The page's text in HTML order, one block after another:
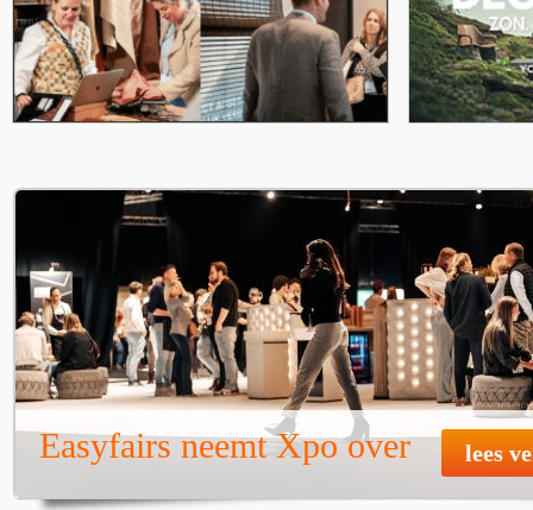
Easyfairs neemt Xpo over lees